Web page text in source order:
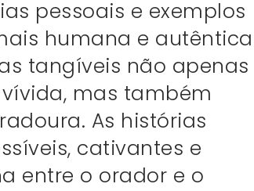
pessoais e exemplos
humana e
tangíveis não apenas
mas também
As histórias
cativantes e
entre o orador e o